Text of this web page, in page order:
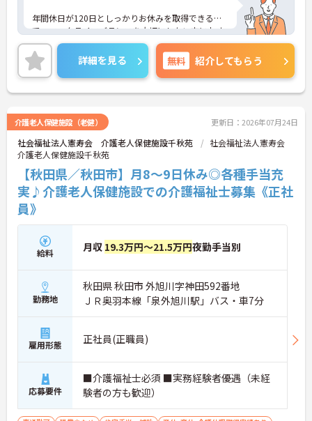
年間休日が120日としっかりお休みを取得できるの
で、ワークライフバランスを大切にしたい方におす
すめです。
賞与は計4.4ヶ月分の支給実績と嬉しい高待遇です。
ご興味のある方には、面接対策ポイントなど、さら
さい！
詳細を見る 無料 紹介してもらう
介護老人保健施設（老健） 更新日：2026年07月24日
社会福祉法人憲寿会 介護老人保健施設千秋苑
社会福祉法人憲寿会
介護老人保健施設千秋苑
【秋田県／秋田市】月8～9日休み◎各種手当充
実♪介護老人保健施設での介護福祉士募集《正社
員》
給料 月収 19.3万円～21.5万円夜勤手当別
勤務地
秋田県 秋田市 外旭川字神田592番地
ＪＲ奥羽本線「泉外旭川駅」バス・車7分
雇用形態 正社員(正職員)
応募要件
■介護福祉士必須 ■実務経験者優遇（未経
験者の方も歓迎）